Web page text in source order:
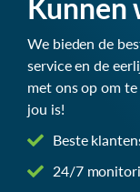
Kunnen
We bieden de
service en de
met ons op om
jou is!
Beste
24/7